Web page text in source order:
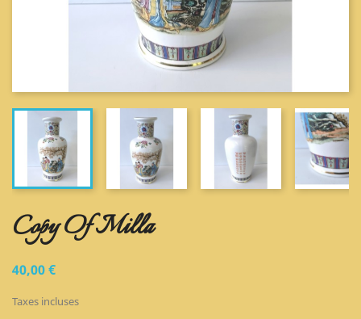
Copy Of Milla
40,00 €
Taxes incluses